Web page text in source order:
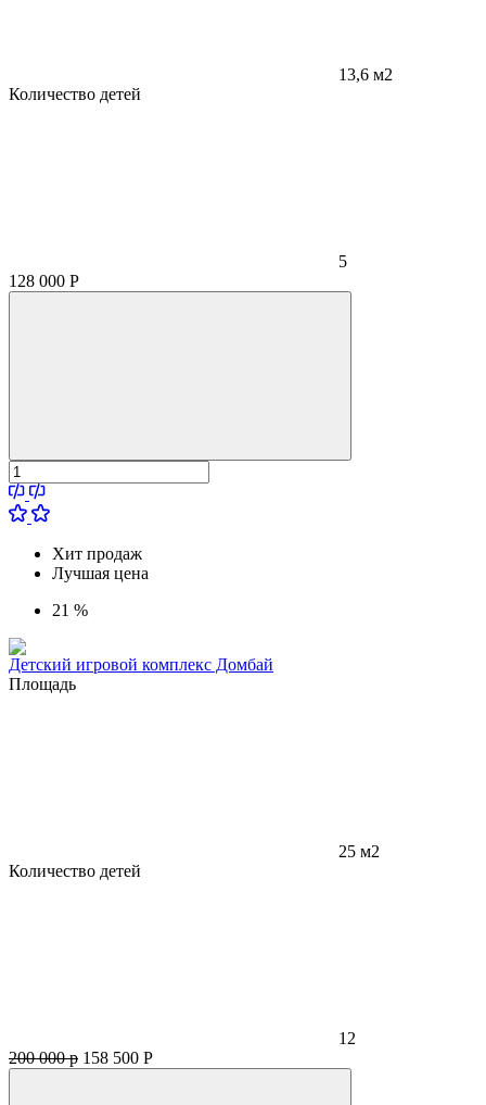
13,6 м2
Количество детей
5
128 000 Р
Хит продаж
Лучшая цена
21 %
Детский игровой комплекс Домбай
Площадь
25 м2
Количество детей
12
200 000 р 158 500 Р